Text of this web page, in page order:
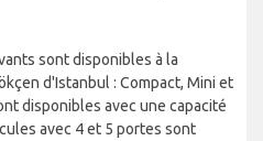
sont disponibles à la
d'Istanbul : Compact, Mini et
disponibles avec une capacité
avec 4 et 5 portes sont